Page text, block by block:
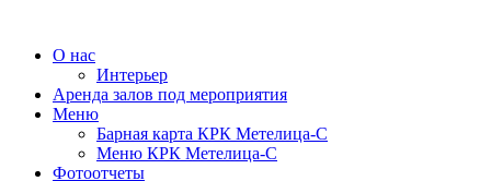
О нас
Интерьер
Аренда залов под мероприятия
Меню
Барная карта КРК Метелица-С
Меню КРК Метелица-С
Фотоотчеты